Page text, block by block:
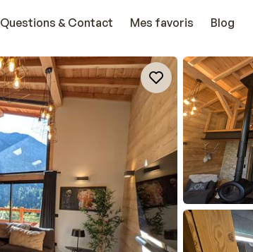
Questions & Contact Mes favoris Blog